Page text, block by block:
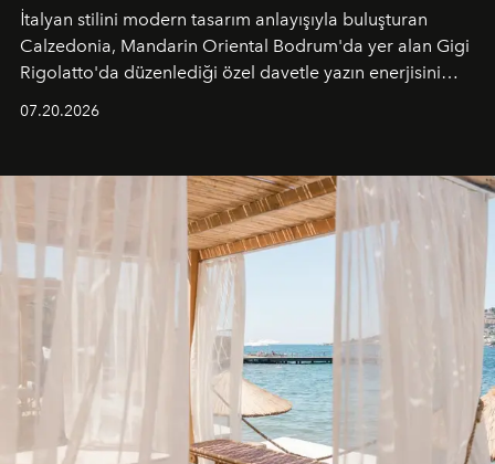
İtalyan stilini modern tasarım anlayışıyla buluşturan
Calzedonia, Mandarin Oriental Bodrum'da yer alan Gigi
Rigolatto'da düzenlediği özel davetle yazın enerjisini
07.20.2026